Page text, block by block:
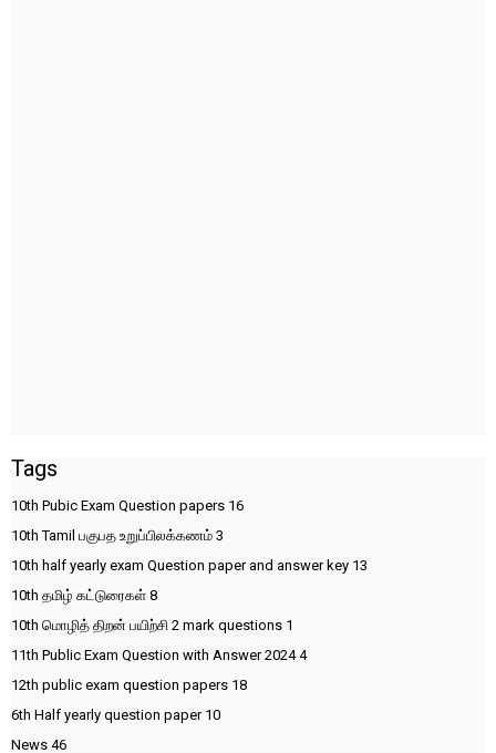
Tags
10th Pubic Exam Question papers 16
10th Tamil பகுபத உறுப்பிலக்கணம் 3
10th half yearly exam Question paper and answer key 13
10th தமிழ் கட்டுரைகள் 8
10th மொழித் திறன் பயிற்சி 2 mark questions 1
11th Public Exam Question with Answer 20244
12th public exam question papers 18
6th Half yearly question paper 10
News 46